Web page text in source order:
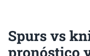
Spurs vs
pronóstico